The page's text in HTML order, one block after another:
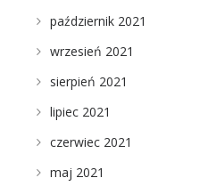
październik 2021
wrzesień 2021
sierpień 2021
lipiec 2021
czerwiec 2021
maj 2021